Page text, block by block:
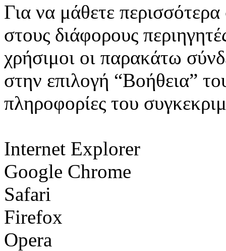
Για να μάθετε περισσότερα
στους διάφορους
χρήσιμοι οι παρακάτω
στην επιλογή “Βοήθεια”
πληροφορίες του
Internet Explorer
Google Chrome
Safari
Firefox
Opera